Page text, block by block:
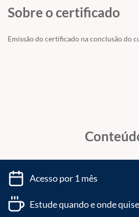
O que são os direitos humanos.
Sobre o certificado
Emissão do certificado na conclusão do
Acesso por 1 mês
Estude quando e onde